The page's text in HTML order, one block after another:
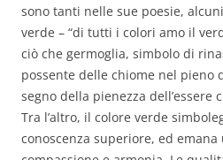
sono tanti nelle sue poesie,
verde – “di tutti i colori amo il
ciò che germoglia, simbolo di
possente delle chiome nel pieno
segno della pienezza dell’essere
Tra l’altro, il colore verde
conoscenza superiore, ed